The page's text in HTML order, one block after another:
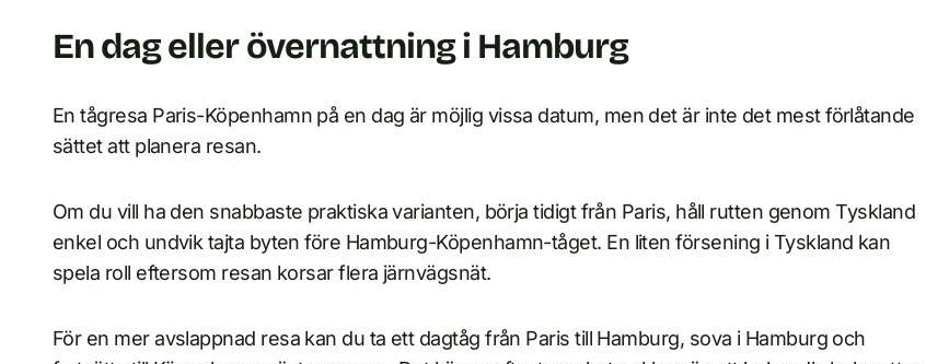
En dag eller övernattning i Hamburg
En tågresa Paris-Köpenhamn på en dag är möjlig vissa datum, men det är inte det mest förlåtande
sättet att planera resan.
Om du vill ha den snabbaste praktiska varianten, börja tidigt från Paris, håll rutten genom Tyskland
enkel och undvik tajta byten före Hamburg-Köpenhamn-tåget. En liten försening i Tyskland kan
spela roll eftersom resan korsar flera järnvägsnät.
För en mer avslappnad resa kan du ta ett dagtåg från Paris till Hamburg, sova i Hamburg och